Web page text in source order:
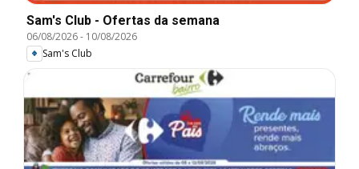
Sam's Club - Ofertas da semana
06/08/2026- 10/08/2026
Sam's Club